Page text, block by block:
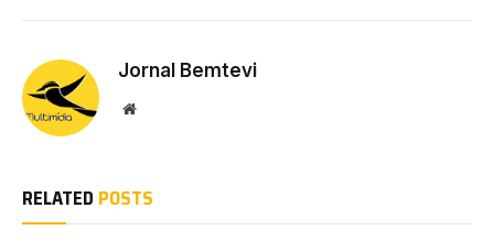
Jornal Bemtevi
Website
RELATED POSTS